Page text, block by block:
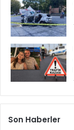
Son Haberler